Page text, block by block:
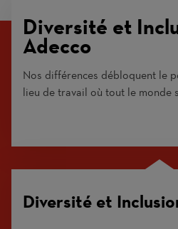
Diversité et
Adecco
Nos différences débloquent le
lieu de travail où tout le monde
Diversité et